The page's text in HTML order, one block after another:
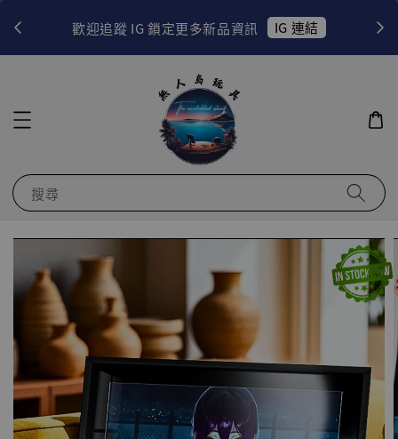
歡迎追蹤 IG 鎖定更多新品資訊 IG 連結
搜尋